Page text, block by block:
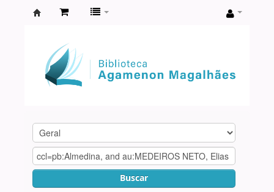
Agamenon
Magalhães
Buscar